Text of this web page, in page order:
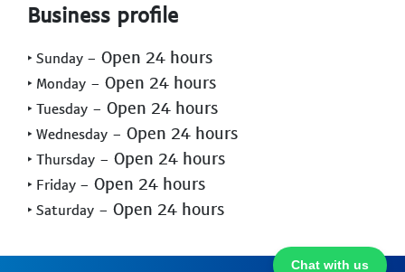
Chat with us
Business profile
‣ Sunday - Open 24 hours
‣ Monday - Open 24 hours
‣ Tuesday - Open 24 hours
‣ Wednesday - Open 24 hours
‣ Thursday - Open 24 hours
‣ Friday - Open 24 hours
‣ Saturday - Open 24 hours